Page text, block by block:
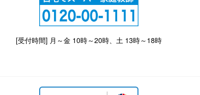
[受付時間] 月～金 10時～20時、土 13時～18時